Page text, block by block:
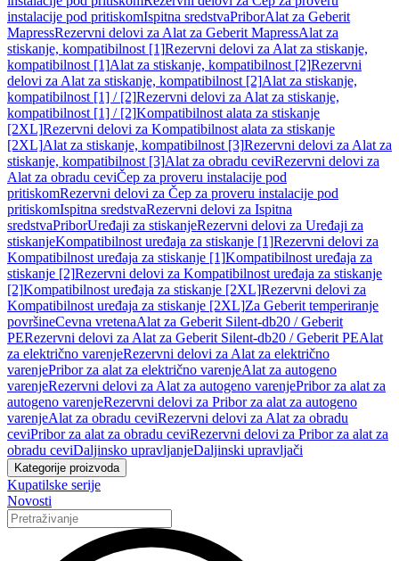
instalacije pod pritiskomIspitna sredstvaPriborAlat za Geberit
MapressRezervni delovi za Alat za Geberit MapressAlat za
stiskanje, kompatibilnost [1]Rezervni delovi za Alat za stiskanje,
kompatibilnost [1]Alat za stiskanje, kompatibilnost [2]Rezervni
delovi za Alat za stiskanje, kompatibilnost [2]Alat za stiskanje,
kompatibilnost [1] / [2]Rezervni delovi za Alat za stiskanje,
kompatibilnost [1] / [2]Kompatibilnost alata za stiskanje
[2XL]Rezervni delovi za Kompatibilnost alata za stiskanje
[2XL]Alat za stiskanje, kompatibilnost [3]Rezervni delovi za Alat za
stiskanje, kompatibilnost [3]Alat za obradu ceviRezervni delovi za
Alat za obradu ceviČep za proveru instalacije pod
pritiskomRezervni delovi za Čep za proveru instalacije pod
pritiskomIspitna sredstvaRezervni delovi za Ispitna
sredstvaPriborUređaji za stiskanjeRezervni delovi za Uređaji za
stiskanjeKompatibilnost uređaja za stiskanje [1]Rezervni delovi za
Kompatibilnost uređaja za stiskanje [1]Kompatibilnost uređaja za
stiskanje [2]Rezervni delovi za Kompatibilnost uređaja za stiskanje
[2]Kompatibilnost uređaja za stiskanje [2XL]Rezervni delovi za
Kompatibilnost uređaja za stiskanje [2XL]Za Geberit temperiranje
površineCevna vretenaAlat za Geberit Silent-db20 / Geberit
PERezervni delovi za Alat za Geberit Silent-db20 / Geberit PEAlat
za električno varenjeRezervni delovi za Alat za električno
varenjePribor za alat za električno varenjeAlat za autogeno
varenjeRezervni delovi za Alat za autogeno varenjePribor za alat za
autogeno varenjeRezervni delovi za Pribor za alat za autogeno
varenjeAlat za obradu ceviRezervni delovi za Alat za obradu
ceviPribor za alat za obradu ceviRezervni delovi za Pribor za alat za
obradu ceviDaljinsko upravljanjeDaljinski upravljači
Kategorije proizvoda
Kupatilske serije
Novosti